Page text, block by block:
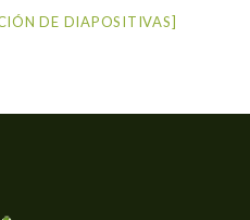
DE DIAPOSITIVAS]